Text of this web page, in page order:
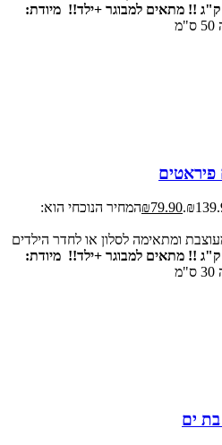
מיודת:
פיראטים
₪79.90
המחיר הנוכחי הוא:
ומתאימה לסלון או לחדר הילדים
מיודת:
ים